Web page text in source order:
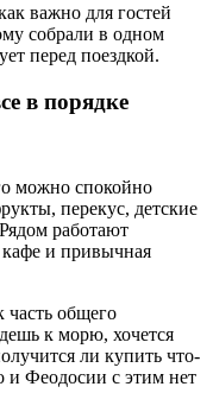
важно для гостей
собрали в одном
перед поездкой.
в порядке
можно спокойно
перекус, детские
работают
и привычная
часть общего
к морю, хочется
ли купить что-
и Феодосии с этим нет